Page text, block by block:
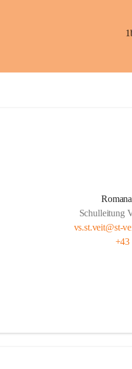
Schulleitung
vs.st.veit@st-
+43